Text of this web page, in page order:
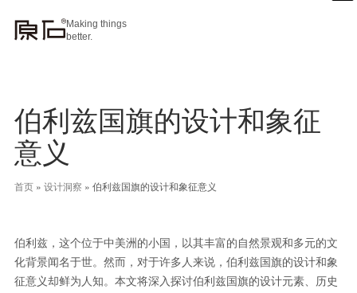
Making things
better.
伯利兹国旗的设计和象征
意义
首页 » 设计洞察 » 伯利兹国旗的设计和象征意义
伯利兹，这个位于中美洲的小国，以其丰富的自然景观和多元的文
化背景闻名于世。然而，对于许多人来说，伯利兹国旗的设计和象
征意义却鲜为人知。本文将深入探讨伯利兹国旗的设计元素、历史